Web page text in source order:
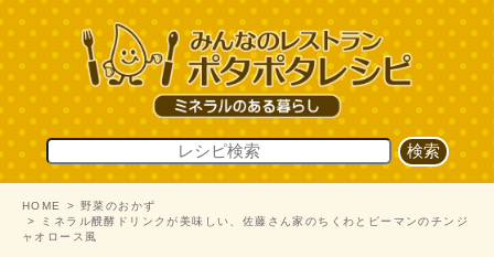
HOME
野菜のおかず
ミネラル醗酵ドリンクが美味しい、佐藤さん家のちくわとピーマンのチンジ
ャオロース風